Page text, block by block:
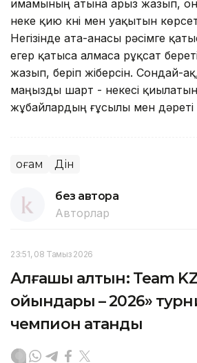
имамының атына арыз жазып,
неке қию күні мен уақытын
Негізінде ата-анасы рәсімге
егер қатыса алмаса рұқсат
жазып, беріп жіберсін. Сондай-
маңызды шарт - некесі
жұбайлардың ғұсылы мен дәреті
Қоғам Дін
без автора
Авторлар
23:51, 08 Тамыз 2026
Алғашқы алтын: Team
ойындары – 2026»
чемпион атанды